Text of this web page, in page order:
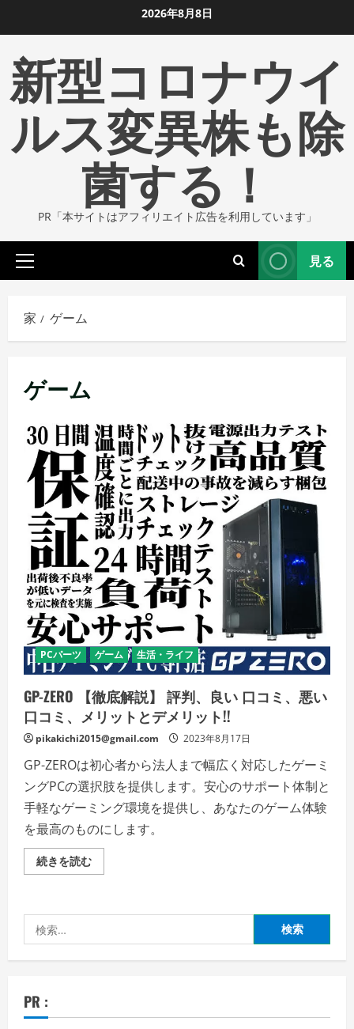
ン
ツ
ま
2026年8月8日
新型コロナウイ
ルス変異株も除
菌する！
PR「本サイトはアフィリエイト広告を利用しています」
プ
イ
マ
ニ
ー
見る
家 ゲーム
ゲーム
PCパーツ ゲーム 生活・ライフ
GP-ZERO 【徹底解説】 評判、良い 口コミ、悪い
口コミ、メリットとデメリット!!
pikakichi2015@gmail.com 2023年8月17日
GP-ZEROは初心者から法人まで幅広く対応したゲーミ
ングPCの選択肢を提供します。安心のサポート体制と
手軽なゲーミング環境を提供し、あなたのゲーム体験
を最高のものにします。
続きを読むGP-
ZERO
説】
良
い
い
索:
PR :